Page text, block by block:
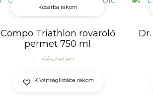
Kosárba rakom
Compo Triathlon rovarölő
permet 750 ml
Készleten
Kívánságlistába rakom